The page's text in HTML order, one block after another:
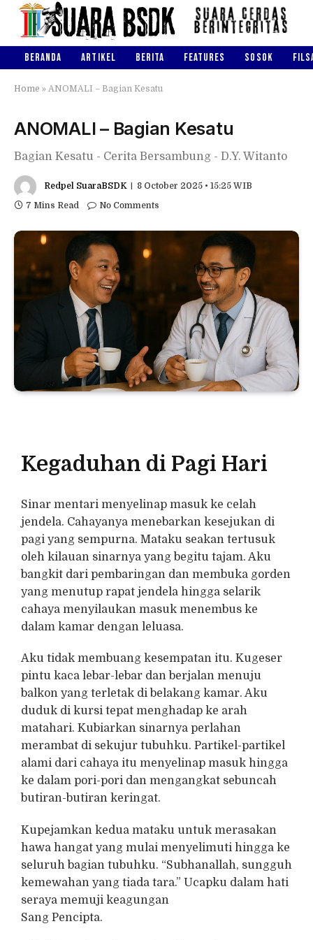
BERANDA ARTIKEL BERITA FEATURES SOSOK
Home » ANOMALI – Bagian Kesatu
ANOMALI – Bagian Kesatu
Bagian Kesatu - Cerita Bersambung - D.Y. Witanto
Redpel SuaraBSDK
8 October 2025 • 15:25 WIB
7 Mins Read
No Comments
Kegaduhan di Pagi Hari
Sinar mentari menyelinap masuk ke celah
jendela. Cahayanya menebarkan kesejukan di
pagi yang sempurna. Mataku seakan tertusuk
oleh kilauan sinarnya yang begitu tajam. Aku
bangkit dari pembaringan dan membuka gorden
yang menutup rapat jendela hingga selarik
cahaya menyilaukan masuk menembus ke
dalam kamar dengan leluasa.
Aku tidak membuang kesempatan itu. Kugeser
pintu kaca lebar-lebar dan berjalan menuju
balkon yang terletak di belakang kamar. Aku
duduk di kursi tepat menghadap ke arah
matahari. Kubiarkan sinarnya perlahan
merambat di sekujur tubuhku. Partikel-partikel
alami dari cahaya itu menyelinap masuk hingga
ke dalam pori-pori dan mengangkat sebuncah
butiran-butiran keringat.
Kupejamkan kedua mataku untuk merasakan
hawa hangat yang mulai menyelimuti hingga ke
seluruh bagian tubuhku. “Subhanallah, sungguh
kemewahan yang tiada tara.” Ucapku dalam hati
seraya memuji keagungan
Sang Pencipta.